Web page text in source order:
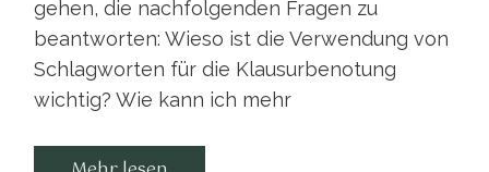
gehen, die nachfolgenden Fragen zu
beantworten: Wieso ist die Verwendung von
Schlagworten für die Klausurbenotung
wichtig? Wie kann ich mehr